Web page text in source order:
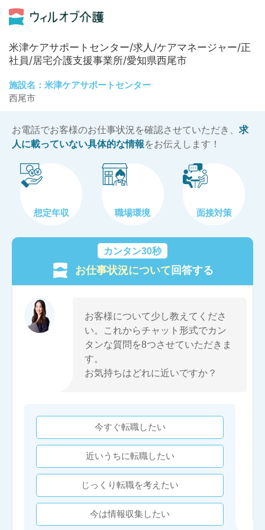
米津ケアサポートセンター/求人/ケアマネージャー/正
社員/居宅介護支援事業所/愛知県西尾市
施設名：米津ケアサポートセンター
西尾市
お電話でお客様のお仕事状況を確認させていただき、 求
人に載っていない具体的な情報をお伝えします！
想定年収 職場環境 面接対策
カンタン30秒
お仕事状況について回答する
お客様について少し教えてくださ
い。これからチャット形式でカン
タンな質問を8つさせていただきま
す。
お気持ちはどれに近いですか？
今すぐ転職したい
近いうちに転職したい
じっくり転職を考えたい
今は情報収集したい